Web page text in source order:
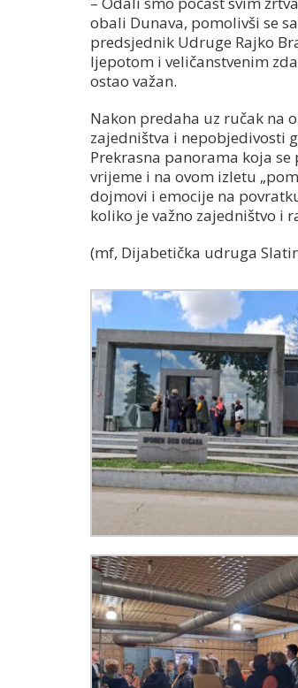
obali Dunava, pomolivši se
predsjednik Udruge Rajko
ljepotom i veličanstvenim
ostao važan.
Nakon predaha uz ručak na
zajedništva i nepobjedivosti
Prekrasna panorama koja
vrijeme i na ovom izletu
dojmovi i emocije na
koliko je važno zajedništvo i
(mf, Dijabetička udruga